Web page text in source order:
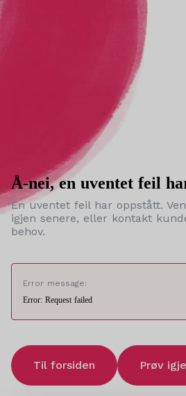
Å-nei, en uventet feil
En uventet feil har oppstått.
igjen senere, eller kontakt
behov.
Error message:
Error: Request failed
Til forsiden Prøv